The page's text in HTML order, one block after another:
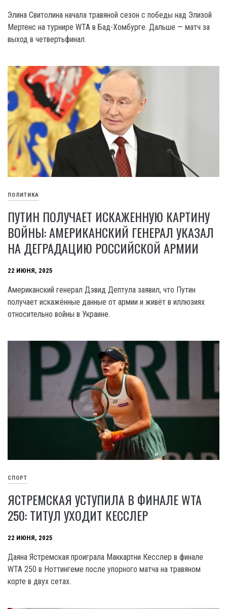
Элина Свитолина начала травяной сезон с победы над Элизой
Мертенс на турнире WTA в Бад-Хомбурге. Дальше — матч за
выход в четвертьфинал.
ПОЛИТИКА
ПУТИН ПОЛУЧАЕТ ИСКАЖЕННУЮ КАРТИНУ
ВОЙНЫ: АМЕРИКАНСКИЙ ГЕНЕРАЛ УКАЗАЛ
НА ДЕГРАДАЦИЮ РОССИЙСКОЙ АРМИИ
22 ИЮНЯ, 2025
Американский генерал Дэвид Дептула заявил, что Путин
получает искажённые данные от армии и живёт в иллюзиях
относительно войны в Украине.
СПОРТ
ЯСТРЕМСКАЯ УСТУПИЛА В ФИНАЛЕ WTA
250: ТИТУЛ УХОДИТ КЕССЛЕР
22 ИЮНЯ, 2025
Даяна Ястремская проиграла Маккартни Кесслер в финале
WTA 250 в Ноттингеме после упорного матча на травяном
корте в двух сетах.